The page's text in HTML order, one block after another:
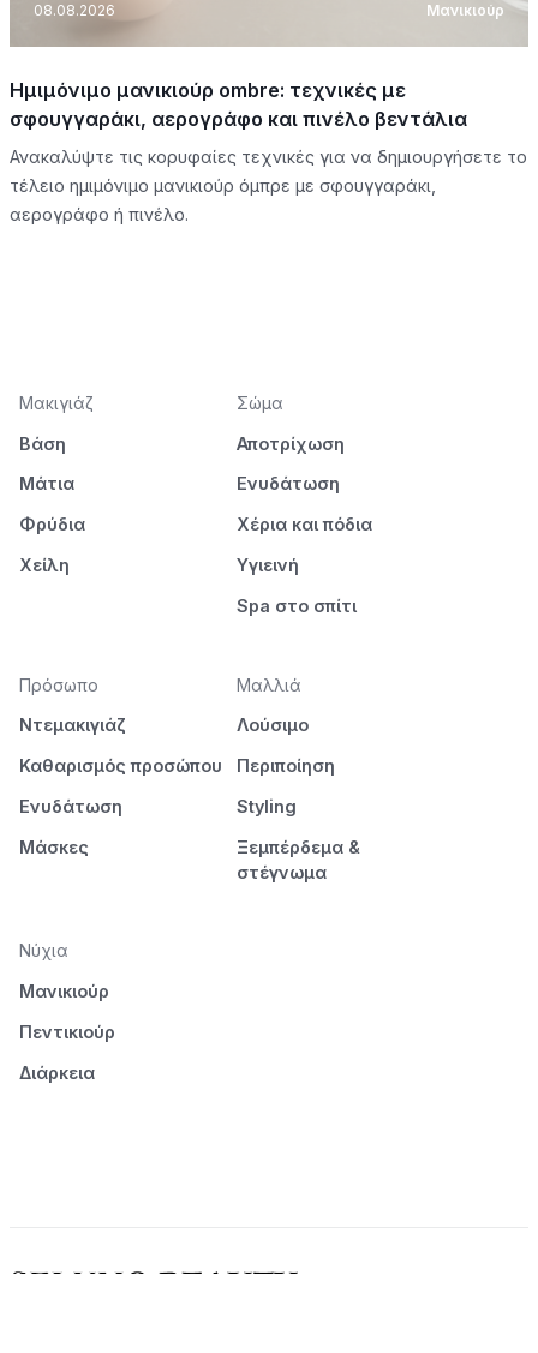
08.08.2026 Μανικιούρ
Ημιμόνιμο μανικιούρ ombre: τεχνικές με
σφουγγαράκι, αερογράφο και πινέλο βεντάλια
Ανακαλύψτε τις κορυφαίες τεχνικές για να δημιουργήσετε το
τέλειο ημιμόνιμο μανικιούρ όμπρε με σφουγγαράκι,
αερογράφο ή πινέλο.
Μακιγιάζ
Βάση
Μάτια
Φρύδια
Χείλη
Σώμα
Αποτρίχωση
Ενυδάτωση
Χέρια και πόδια
Υγιεινή
Spa στο σπίτι
Πρόσωπο
Ντεμακιγιάζ
Καθαρισμός προσώπου
Ενυδάτωση
Μάσκες
Μαλλιά
Λούσιμο
Περιποίηση
Styling
Ξεμπέρδεμα &
στέγνωμα
Νύχια
Μανικιούρ
Πεντικιούρ
Διάρκεια